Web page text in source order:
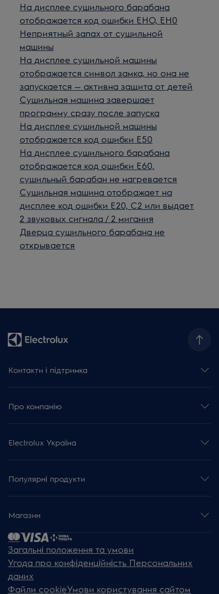
На дисплее сушильного барабана
отображается код ошибки EHO, EH0
Неприятный запах от сушильной
машины
На дисплее сушильной машины
отображается символ замка, но она не
запускается — активна защита от детей
Сушильная машина завершает
программу сразу после запуска
На дисплее сушильной машины
отображается код ошибки E50
На дисплее сушильного барабана
отображается код ошибки E60,
сушильный барабан не нагревается
Сушильная машина отображает на
дисплее код ошибки E20, C2 или выдает
2 звуковых сигнала / 2 мигания
Дверца сушильного барабана не
открывается
Контакти і підтримка
Про компанію
Electrolux Україна
Популярні продукти
Магазин
Загальні положення та умови
Угода про конфіденційність Персональних
даних
Файли cookieУмови користування сайтом